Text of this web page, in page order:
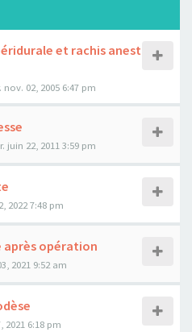
et rachis anest
nov. 02, 2005 6:47 pm
juin 22, 2011 3:59 pm
2022 7:48 pm
après opération
2021 9:52 am
2021 6:18 pm